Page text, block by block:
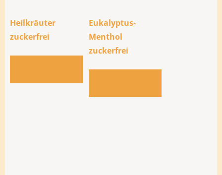
Heilkräuter
zuckerfrei
Eukalyptus-
Menthol
zuckerfrei